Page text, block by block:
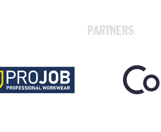
PARTNERS